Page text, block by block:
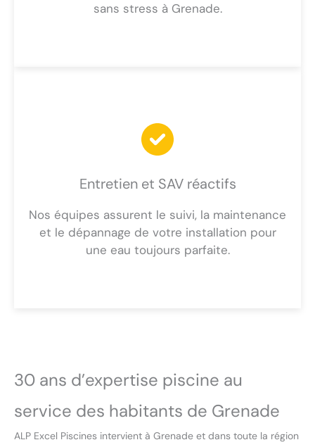
sans stress à Grenade.
Entretien et SAV réactifs
Nos équipes assurent le suivi, la maintenance
et le dépannage de votre installation pour
une eau toujours parfaite.
30 ans d’expertise piscine au
service des habitants de Grenade
ALP Excel Piscines intervient à Grenade et dans toute la région